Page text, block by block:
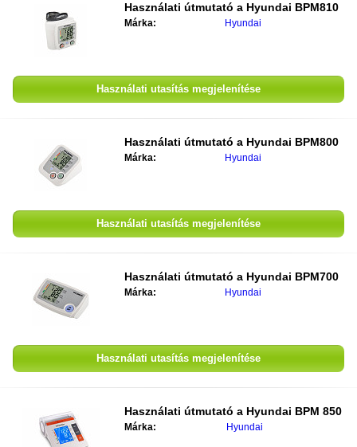
Használati útmutató a Hyundai BPM810
Márka: Hyundai
Használati utasítás megjelenítése
Használati útmutató a Hyundai BPM800
Márka: Hyundai
Használati utasítás megjelenítése
Használati útmutató a Hyundai BPM700
Márka: Hyundai
Használati utasítás megjelenítése
Használati útmutató a Hyundai BPM 850
Márka: Hyundai